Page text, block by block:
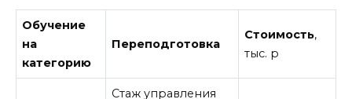
Обучение
на
категорию
Переподготовка
Стоимость,
тыс. р
Стаж управления